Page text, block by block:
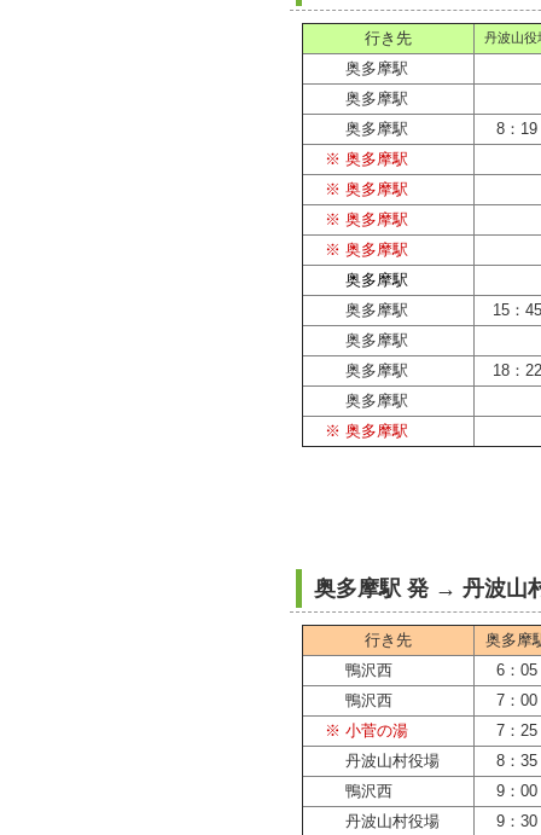
行き先 丹波山役
奥多摩駅
奥多摩駅
奥多摩駅
8：19
※ 奥多摩駅
※ 奥多摩駅
※ 奥多摩駅
※ 奥多摩駅
奥多摩駅
奥多摩駅
15：45
奥多摩駅
奥多摩駅
18：22
奥多摩駅
※ 奥多摩駅
奥多摩駅 発 → 丹波山
行き先
奥多摩
鴨沢西
6：05
鴨沢西
7：00
※ 小菅の湯
7：25
丹波山村役場
8：35
鴨沢西
9：00
丹波山村役場
9：30